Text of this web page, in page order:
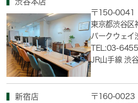
〒150-0041
東京都渋谷
パークウェイ
TEL:03-
JR山手線 渋
新宿店
〒160-0023